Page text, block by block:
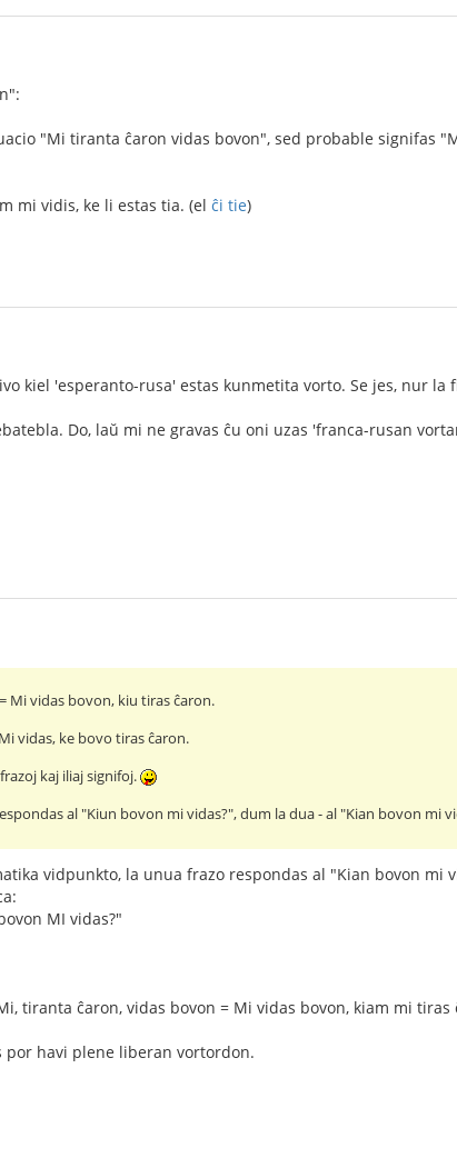
"Mi tiranta ĉaron vidas bovon", sed probable signifas
mi vidis, ke li estas tia. (el ĉi tie)
kiel 'esperanto-rusa' estas kunmetita vorto. Se jes, nur la
Do, laŭ mi ne gravas ĉu oni uzas 'franca-rusan
Mi vidas bovon, kiu tiras ĉaron.
vidas, ke bovo tiras ĉaron.
kaj iliaj signifoj.
al "Kiun bovon mi vidas?", dum la dua - al "Kian bovon mi
vidpunkto, la unua frazo respondas al "Kian bovon mi
MI vidas?"
tiranta ĉaron, vidas bovon = Mi vidas bovon, kiam mi tiras
por havi plene liberan vortordon.